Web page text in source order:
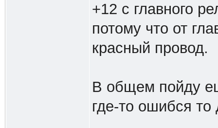
+12 с главного
потому что от
красный провод.
В общем пойду
где-то ошибся